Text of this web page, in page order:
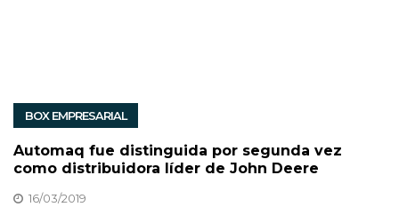
BOX EMPRESARIAL
Automaq fue distinguida por segunda vez
como distribuidora líder de John Deere
16/03/2019